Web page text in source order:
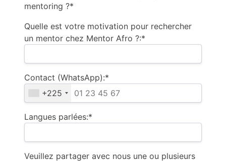
mentoring ?*
Quelle est votre motivation pour rechercher
un mentor chez Mentor Afro ?:*
Contact (WhatsApp):*
+225
Langues parlées:*
Veuillez partager avec nous une ou plusieurs